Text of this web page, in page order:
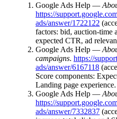
Google Ads Help —
https://
ads/answer/1722122
factors: bid, auction-time
expected CTR, ad
Google Ads Help —
campaigns. https://
ads/answer/6167118
Score components:
Landing page experience.
Google Ads Help —
https://
ads/answer/7332837